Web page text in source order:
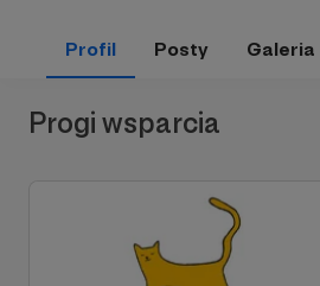
Profil Posty Galeria
Progi wsparcia